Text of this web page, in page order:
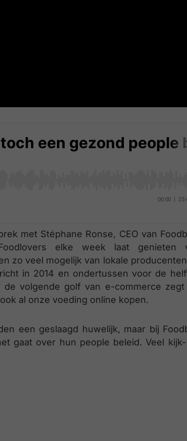
met Stéphane Ronse, CEO van
elke week laat genieten
zo veel mogelijk van lokale
in 2014 en ondertussen voor de
volgende golf van e-commerce zegt
al onze voeding online kopen.
een geslaagd huwelijk, maar bij
gaat over hun people beleid. Veel